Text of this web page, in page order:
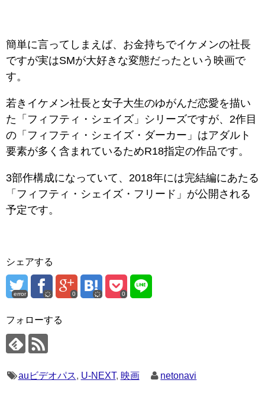
簡単に言ってしまえば、お金持ちでイケメンの社長
ですが実はSMが大好きな変態だったという映画で
す。
若きイケメン社長と女子大生のゆがんだ恋愛を描い
た「フィフティ・シェイズ」シリーズですが、2作目
の「フィフティ・シェイズ・ダーカー」はアダルト
要素が多く含まれているためR18指定の作品です。
3部作構成になっていて、2018年には完結編にあたる
「フィフティ・シェイズ・フリード」が公開される
予定です。
シェアする
error 0 0
フォローする
auビデオパス, U-NEXT, 映画 netonavi